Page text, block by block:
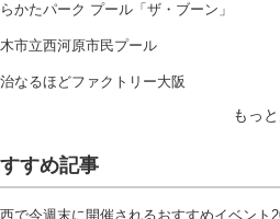
かたパーク プール「ザ・ブーン」
市立西河原市民プール
なるほどファクトリー大阪
もっ
すめ記事
で今週末に開催されるおすすめイベント